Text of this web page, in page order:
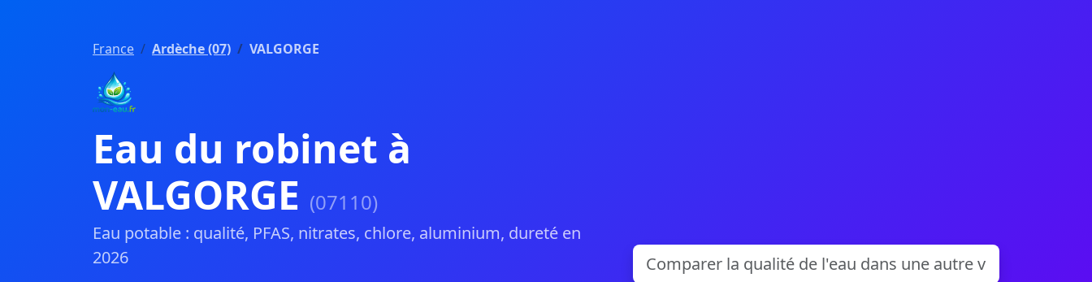
France Ardèche (07) VALGORGE
Eau du robinet à
VALGORGE (07110)
Eau potable : qualité, PFAS, nitrates, chlore, aluminium, dureté en
2026